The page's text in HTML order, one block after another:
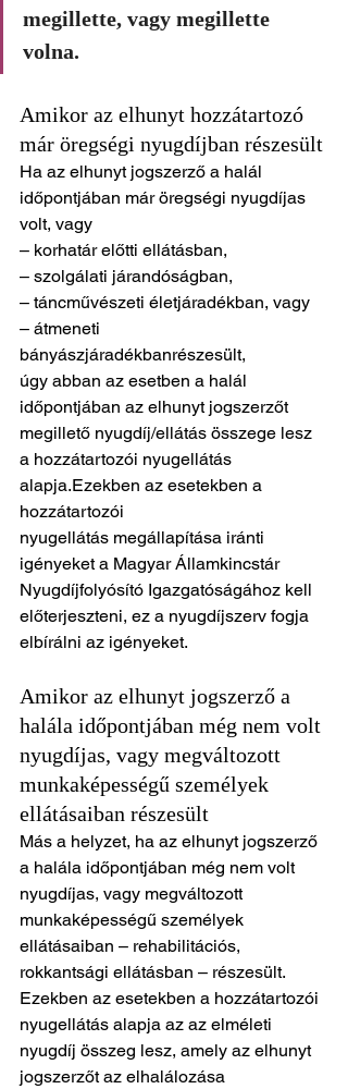
megillette, vagy megillette
volna.
Amikor az elhunyt hozzátartozó
már öregségi nyugdíjban részesült
Ha az elhunyt jogszerző a halál
időpontjában már öregségi nyugdíjas
volt, vagy
– korhatár előtti ellátásban,
– szolgálati járandóságban,
– táncművészeti életjáradékban, vagy
– átmeneti
bányászjáradékbanrészesült,
úgy abban az esetben a halál
időpontjában az elhunyt jogszerzőt
megillető nyugdíj/ellátás összege lesz
a hozzátartozói nyugellátás
alapja.Ezekben az esetekben a
hozzátartozói
nyugellátás megállapítása iránti
igényeket a Magyar Államkincstár
Nyugdíjfolyósító Igazgatóságához kell
előterjeszteni, ez a nyugdíjszerv fogja
elbírálni az igényeket.
Amikor az elhunyt jogszerző a
halála időpontjában még nem volt
nyugdíjas, vagy megváltozott
munkaképességű személyek
ellátásaiban részesült
Más a helyzet, ha az elhunyt jogszerző
a halála időpontjában még nem volt
nyugdíjas, vagy megváltozott
munkaképességű személyek
ellátásaiban – rehabilitációs,
rokkantsági ellátásban – részesült.
Ezekben az esetekben a hozzátartozói
nyugellátás alapja az az elméleti
nyugdíj összeg lesz, amely az elhunyt
jogszerzőt az elhalálozása